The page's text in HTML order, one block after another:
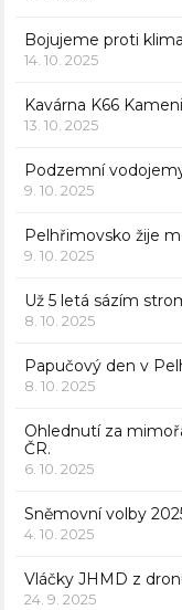
Bojujeme proti
14. 10. 2025
Kavárna K66
13. 10. 2025
Podzemní
9. 10. 2025
Pelhřimovsko žije
9. 10. 2025
Už 5 letá sázím
8. 10. 2025
Papučový den v
8. 10. 2025
Ohlednutí za
ČR.
6. 10. 2025
Sněmovní volby
4. 10. 2025
Vláčky JHMD z
24. 9. 2025